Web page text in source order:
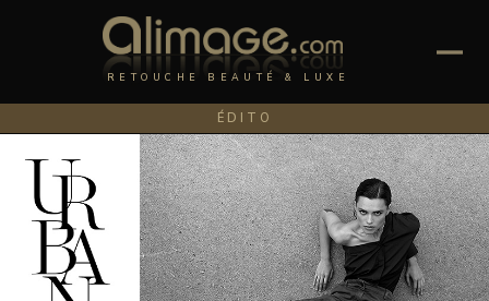
RETOUCHE BEAUTÉ & LUXE
ÉDITO